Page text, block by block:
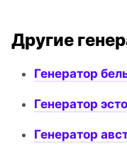
Другие
Генератор
Генератор
Генератор